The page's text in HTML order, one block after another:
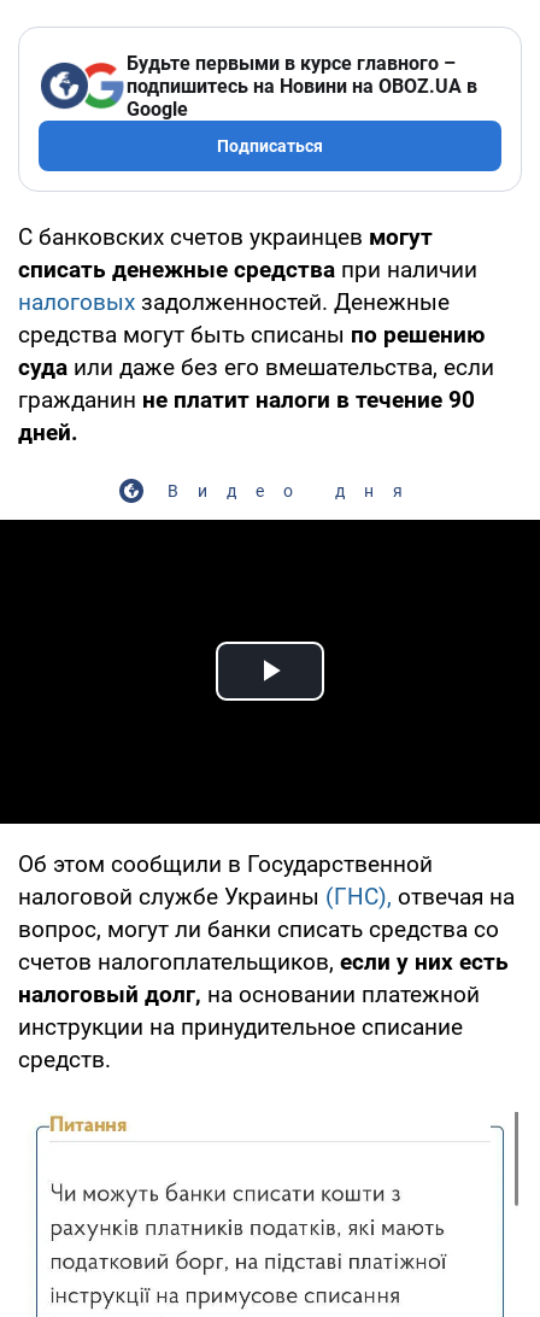
Будьте первыми в курсе главного –
подпишитесь на Новини на OBOZ.UA в
Google
Подписаться
С банковских счетов украинцев могут
списать денежные средства при наличии
налоговых задолженностей. Денежные
средства могут быть списаны по решению
суда или даже без его вмешательства, если
гражданин не платит налоги в течение 90
дней.
Видео дня
Play Video
Об этом сообщили в Государственной
налоговой службе Украины (ГНС), отвечая на
вопрос, могут ли банки списать средства со
счетов налогоплательщиков, если у них есть
налоговый долг, на основании платежной
инструкции на принудительное списание
средств.